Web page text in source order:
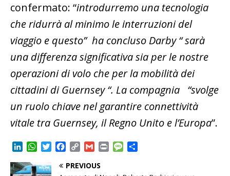
confermato: “introdurremo una tecnologia
che ridurrà al minimo le interruzioni del
viaggio e questo” ha concluso Darby “ sarà
una differenza significativa sia per le nostre
operazioni di volo che per la mobilità dei
cittadini di Guernsey “. La compagnia “svolge
un ruolo chiave nel garantire connettività
vitale tra Guernsey, il Regno Unito e l’Europa”.
n
W
a
T
c
p
G
a
M
PREVIOUS